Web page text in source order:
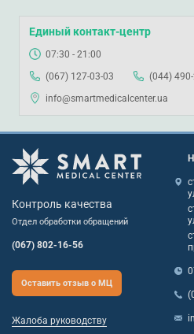
Единый контакт-центр
07:30 - 21:00
(067) 127-03-03
(044)
info@smartmedicalcenter.ua
Контроль качества
Отдел обработки обращений
(067) 802-16-56
Оставить отзыв о МЦ
Жалоба руководству